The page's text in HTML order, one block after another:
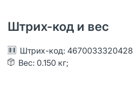
Штрих-код и вес
Штрих-код: 4670033320428
Вес: 0.150 кг;